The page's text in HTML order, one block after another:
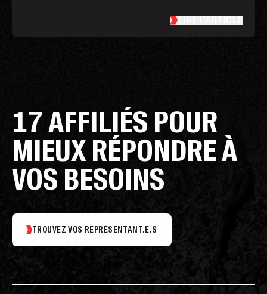
17 AFFILIÉS POUR
MIEUX RÉPONDRE À
VOS BESOINS
TROUVEZ VOS REPRÉSENTANT.E.S